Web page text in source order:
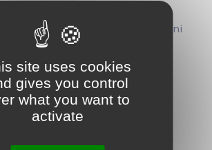
der ICT Spring Europe (30. Juni
der ICT Spring Europe (14.–15.
site uses cookies
gives you control
what you want to
activate